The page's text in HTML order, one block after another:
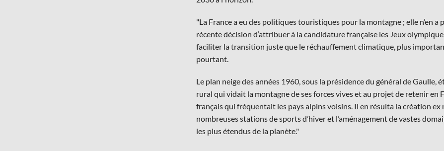
"La France a eu des politiques touristiques pour la montagne ; elle n’en a
récente décision d’attribuer à la candidature française les Jeux
faciliter la transition juste que le réchauffement climatique, plus
pourtant.
Le plan neige des années 1960, sous la présidence du général de Gaulle,
rural qui vidait la montagne de ses forces vives et au projet de retenir en
français qui fréquentait les pays alpins voisins. Il en résulta la création
nombreuses stations de sports d’hiver et l’aménagement de vastes
les plus étendus de la planète."